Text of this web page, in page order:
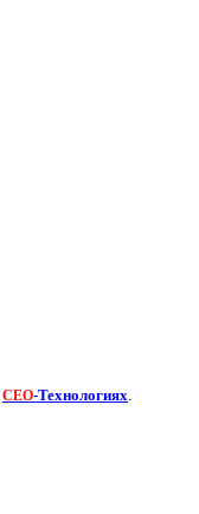
СЕО-Технологиях